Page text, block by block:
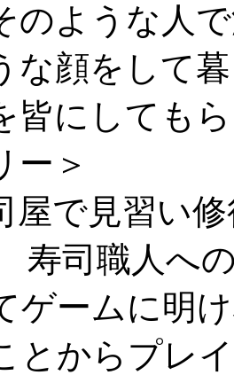
のような人
な顔をして
皆にしても
ー＞
屋で見習い
寿司職人へ
ゲームに明
とからプレ